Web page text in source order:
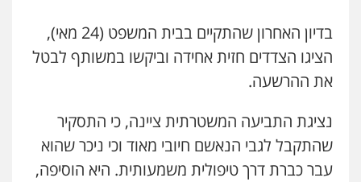
אייל בן שושן, עורך דין פלילי
מעצרים וחקירות פשיעה חמורה
נוער רישום פלילי
עו"ד שלומי שרון
פלילי צבאי מעצרים וחקירות
0547342002
בדיון האחרון שהתקיים בבית המשפט (24 מאי),
הציגו הצדדים חזית אחידה וביקשו במשותף לבטל
את ההרשעה.
נציגת התביעה המשטרתית ציינה, כי התסקיר
שהתקבל לגבי הנאשם חיובי מאוד וכי ניכר שהוא
עבר כברת דרך טיפולית משמעותית. היא הוסיפה,